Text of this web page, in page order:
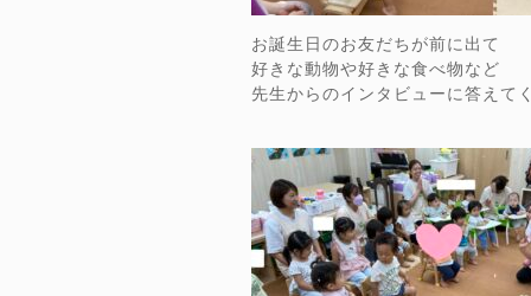
お誕生日のお友だちが前に出て
好きな動物や好きな食べ物など
先生からのインタビューに答えて